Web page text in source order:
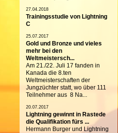
27.04.2018
Trainingsstudie von Lightning
C
25.07.2017
Gold und Bronze und vieles
mehr bei den
Weltmeistersch...
Am 21./22. Juli 17 fanden in
Kanada die 8.ten
Weltmeisterschaften der
Jungzüchter statt, wo über 111
Teilnehmer aus 8 Na...
20.07.2017
Lightning gewinnt in Rastede
die Qualifikation fürs ...
Hermann Burger und Lightning